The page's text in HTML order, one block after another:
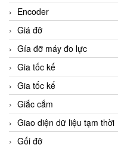
Encoder
Giá đỡ
Gía đỡ máy đo lực
Gia tốc kế
Gia tốc kế
Giắc cắm
Giao diện dữ liệu tạm thời
Gối đỡ